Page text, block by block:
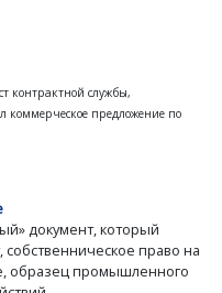
контрактной службы,
коммерческое предложение по
документ, который
право на
образец промышленного